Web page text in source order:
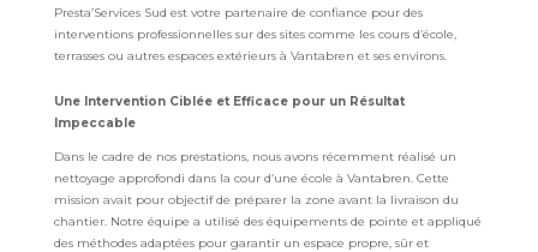
Presta’Services Sud est votre partenaire de confiance pour des
interventions professionnelles sur des sites comme les cours d’école,
terrasses ou autres espaces extérieurs à Vantabren et ses environs.
Une Intervention Ciblée et Efficace pour un Résultat
Impeccable
Dans le cadre de nos prestations, nous avons récemment réalisé un
nettoyage approfondi dans la cour d’une école à Vantabren. Cette
mission avait pour objectif de préparer la zone avant la livraison du
chantier. Notre équipe a utilisé des équipements de pointe et appliqué
des méthodes adaptées pour garantir un espace propre, sûr et